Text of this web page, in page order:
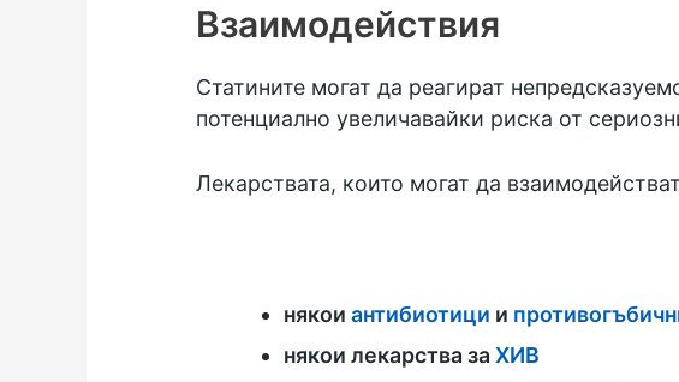
Взаимодействия
Статините могат да реагират
потенциално увеличавайки риска от
Лекарствата, които могат да
някоиантибиотици и
някои лекарства заХИВ